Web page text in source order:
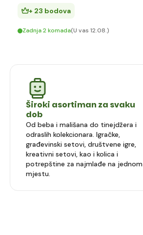
+ 23 bodova
Zadnja 2 komada(U vas 12.08.)
Široki asortiman za svaku
dob
Od beba i mališana do tinejdžera i
odraslih kolekcionara. Igračke,
građevinski setovi, društvene igre,
kreativni setovi, kao i kolica i
potrepštine za najmlađe na jednom
mjestu.